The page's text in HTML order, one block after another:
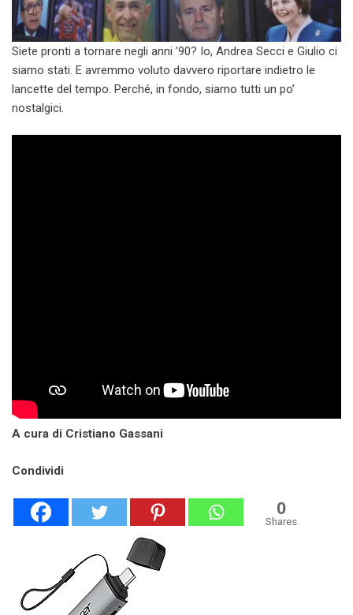
Siete pronti a tornare negli anni ’90? Io, Andrea Secci e Giulio ci
siamo stati. E avremmo voluto davvero riportare indietro le
lancette del tempo. Perché, in fondo, siamo tutti un po’
nostalgici.
A cura di Cristiano Gassani
Condividi
0
Shares